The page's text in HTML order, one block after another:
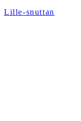
Lille-snuttan